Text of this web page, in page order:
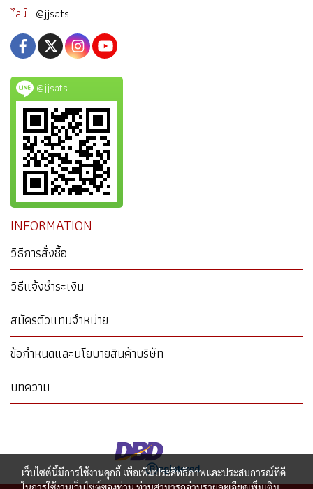
ไลน์ : @jjsats
@jjsats
INFORMATION
วิธีการสั่งซื้อ
วิธีแจ้งชำระเงิน
สมัครตัวแทนจำหน่าย
ข้อกำหนดและนโยบายสินค้าบริษัท
บทความ
เว็บไซต์นี้มีการใช้งานคุกกี้ เพื่อเพิ่มประสิทธิภาพและประสบการณ์ที่ดี